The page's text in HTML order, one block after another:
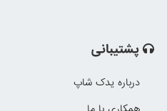
پشتیبانی
درباره یدک شاپ